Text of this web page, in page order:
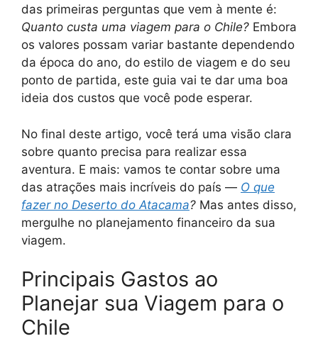
das primeiras perguntas que vem à mente é:
Quanto custa uma viagem para o Chile? Embora
os valores possam variar bastante dependendo
da época do ano, do estilo de viagem e do seu
ponto de partida, este guia vai te dar uma boa
ideia dos custos que você pode esperar.
No final deste artigo, você terá uma visão clara
sobre quanto precisa para realizar essa
aventura. E mais: vamos te contar sobre uma
das atrações mais incríveis do país — O que
fazer no Deserto do Atacama? Mas antes disso,
mergulhe no planejamento financeiro da sua
viagem.
Principais Gastos ao
Planejar sua Viagem para o
Chile